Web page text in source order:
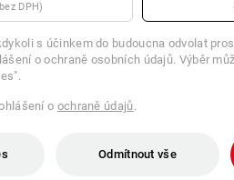
více
DPH)
s účinkem do budoucna odvolat
o ochraně osobních údajů. Výběr
o ochraně údajů.
Odmítnout vše